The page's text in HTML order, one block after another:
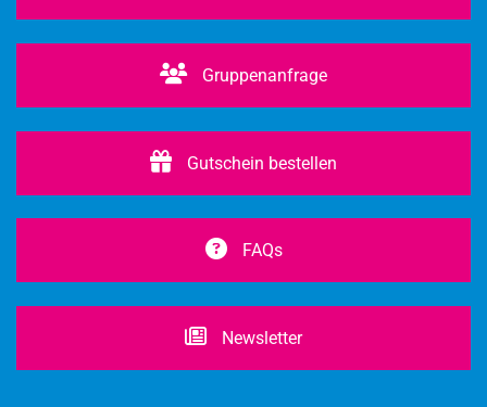
Gruppenanfrage
Gutschein bestellen
FAQs
Newsletter